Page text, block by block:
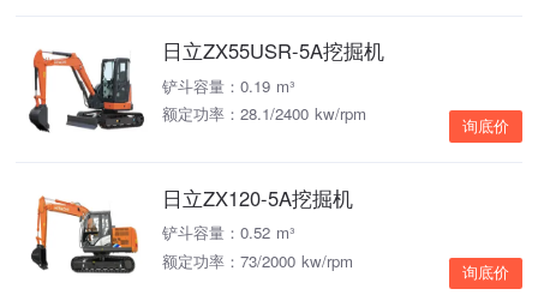
日立ZX55USR-5A挖掘机
铲斗容量：0.19 m³
额定功率：28.1/2400 kw/rpm
询底价
日立ZX120-5A挖掘机
铲斗容量：0.52 m³
额定功率：73/2000 kw/rpm
询底价